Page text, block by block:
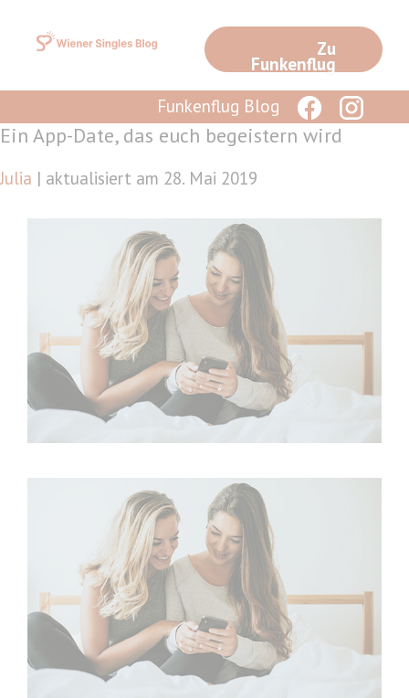
Inhalt
Zu
Funkenflug
Funkenflug Blog
Ein App-Date, das euch begeistern wird
Julia | aktualisiert am 28. Mai 2019